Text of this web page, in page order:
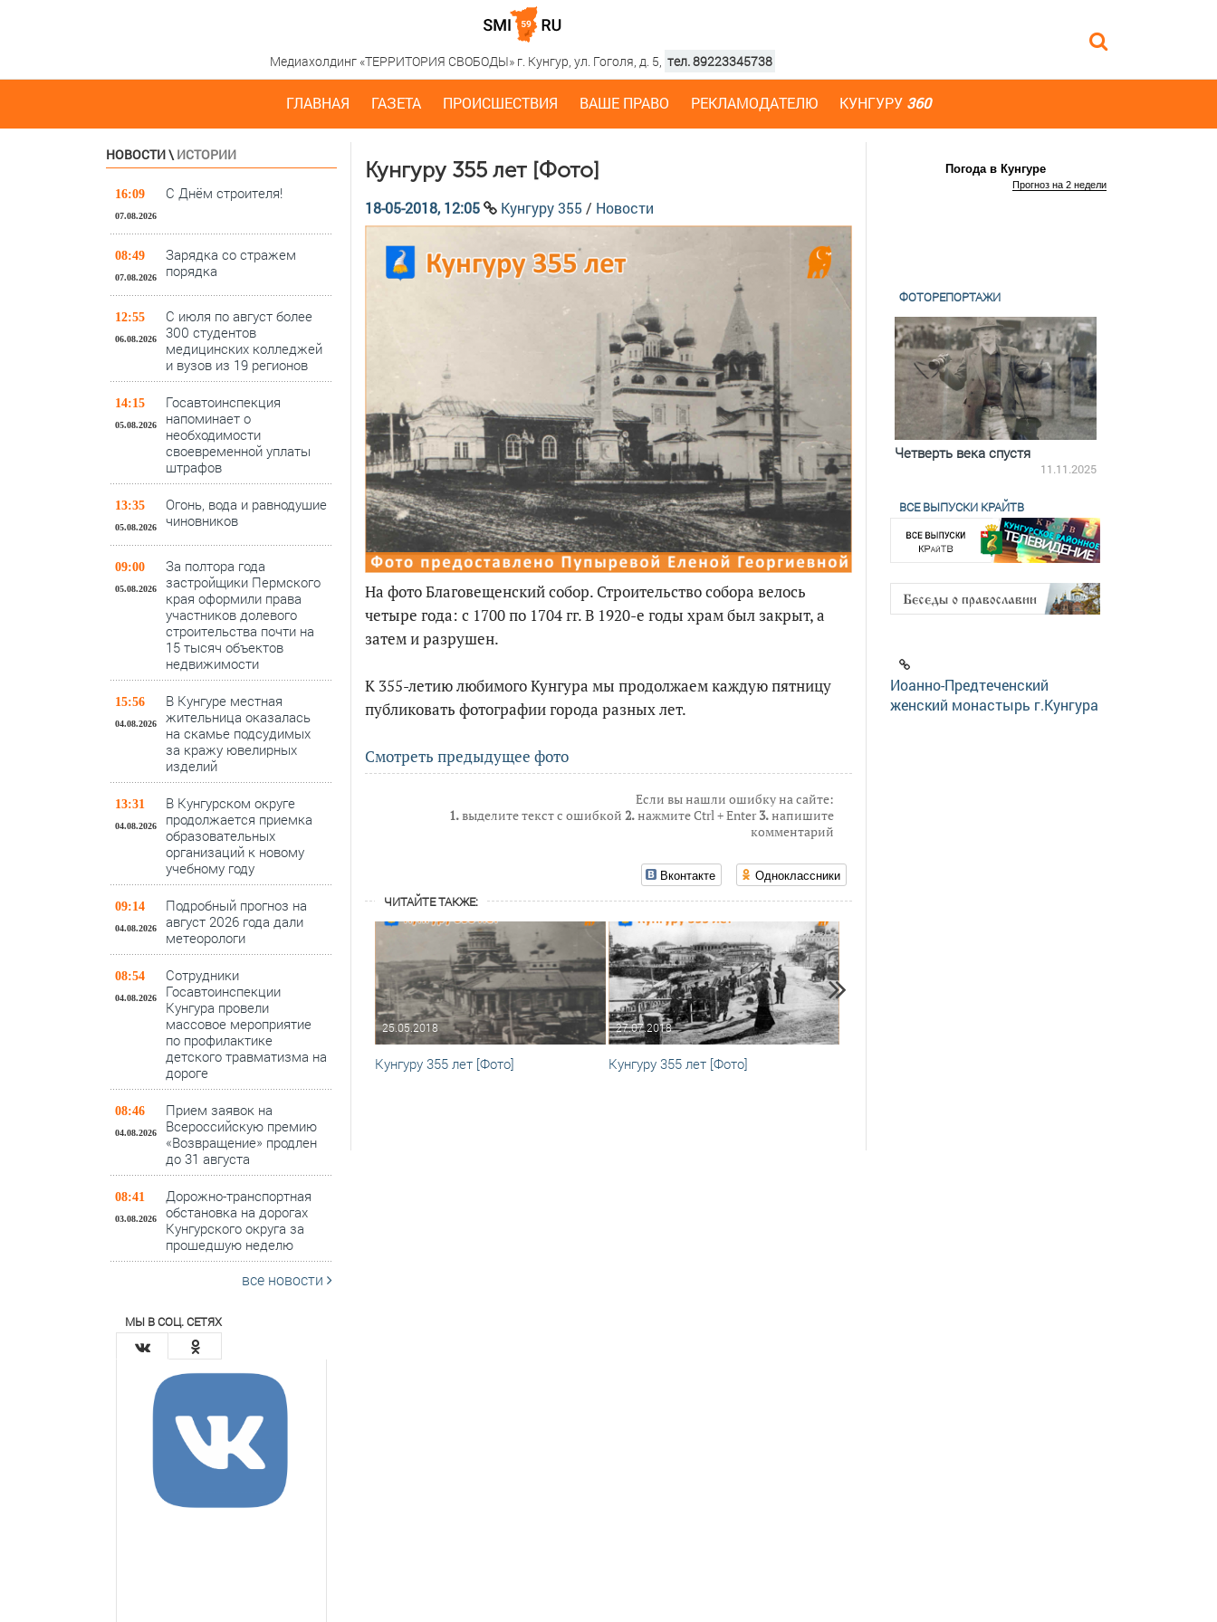
Медиахолдинг «ТЕРРИТОРИЯ СВОБОДЫ» г. Кунгур, ул. Гоголя, д. 5, тел. 89223345738
ГЛАВНАЯ ГАЗЕТА ПРОИСШЕСТВИЯ ВАШЕ ПРАВО РЕКЛАМОДАТЕЛЮ КУНГУРУ 360
НОВОСТИ\ ИСТОРИИ
16:09
07.08.2026
С Днём строителя!
08:49
07.08.2026
Зарядка со стражем
порядка
12:55
06.08.2026
С июля по август более
300 студентов
медицинских колледжей
и вузов из 19 регионов
14:15
05.08.2026
Госавтоинспекция
напоминает о
необходимости
своевременной уплаты
штрафов
13:35
05.08.2026
Огонь, вода и равнодушие
чиновников
09:00
05.08.2026
За полтора года
застройщики Пермского
края оформили права
участников долевого
строительства почти на
15 тысяч объектов
недвижимости
15:56
04.08.2026
В Кунгуре местная
жительница оказалась
на скамье подсудимых
за кражу ювелирных
изделий
13:31
04.08.2026
В Кунгурском округе
продолжается приемка
образовательных
организаций к новому
учебному году
09:14
04.08.2026
Подробный прогноз на
август 2026 года дали
метеорологи
08:54
04.08.2026
Сотрудники
Госавтоинспекции
Кунгура провели
массовое мероприятие
по профилактике
детского травматизма на
дороге
08:46
04.08.2026
Прием заявок на
Всероссийскую премию
«Возвращение» продлен
до 31 августа
08:41
03.08.2026
Дорожно-транспортная
обстановка на дорогах
Кунгурского округа за
прошедшую неделю
все новости
МЫ В СОЦ. СЕТЯХ
Кунгуру 355 лет [Фото]
18-05-2018, 12:05 Кунгуру 355 / Новости
На фото Благовещенский собор. Строительство собора велось
четыре года: с 1700 по 1704 гг. В 1920-е годы храм был закрыт, а
затем и разрушен.
К 355-летию любимого Кунгура мы продолжаем каждую пятницу
публиковать фотографии города разных лет.
Смотреть предыдущее фото
Если вы нашли ошибку на сайте:
1.выделите текст с ошибкой 2.нажмите Ctrl + Enter3.напишите
комментарий
Вконтакте Одноклассники
ЧИТАЙТЕ ТАКЖЕ:
25.05.2018
Кунгуру 355 лет [Фото]
27.07.2018
Кунгуру 355 лет [Фото]
Погода в Кунгуре
Прогноз на 2 недели
ФОТОРЕПОРТАЖИ
По итогам первой пятилетки
18.12.2025
Четверть века спустя
11.11.2025
ВСЕ ВЫПУСКИ КРАЙТВ
Иоанно-Предтеченский
женский монастырь г.Кунгура